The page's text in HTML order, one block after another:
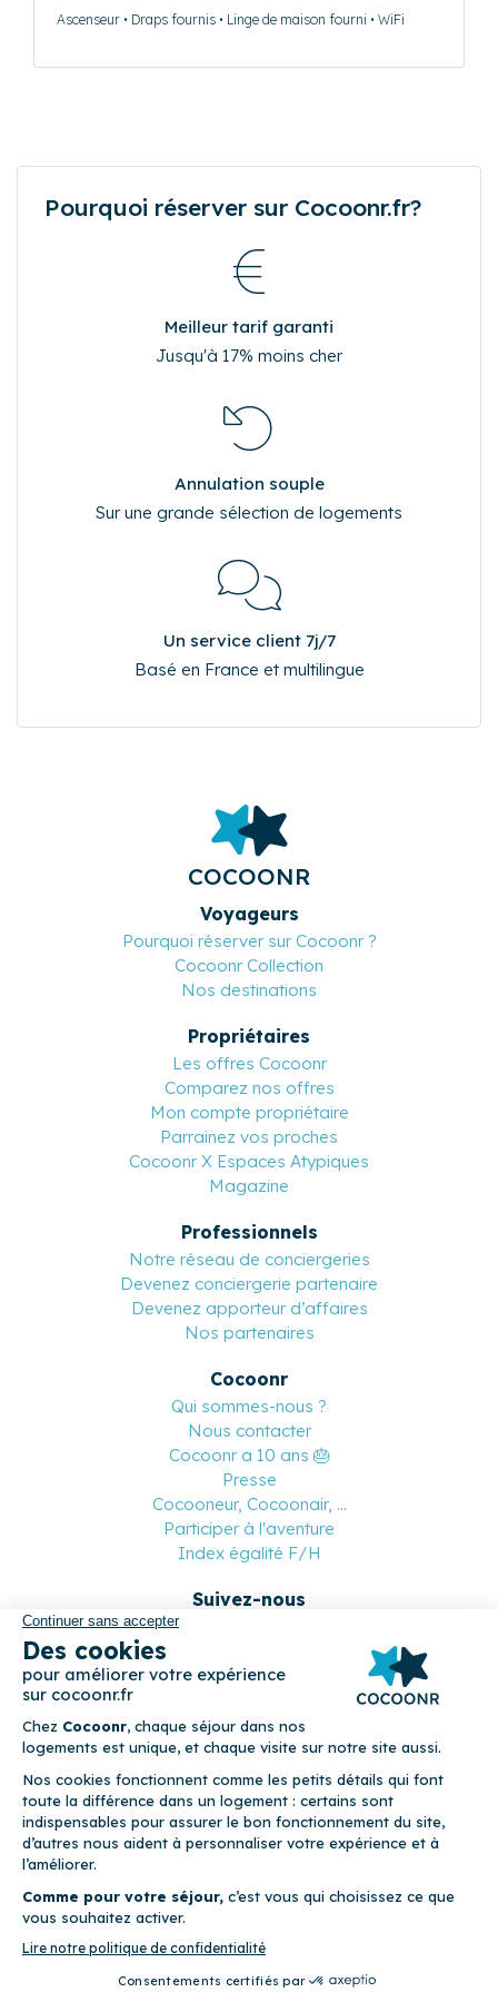
Ascenseur • Draps fournis • Linge de maison fourni • WiFi
Pourquoi réserver sur Cocoonr.fr?
Meilleur tarif garanti
Jusqu'à 17% moins cher
Annulation souple
Sur une grande sélection de logements
Un service client 7j/7
Basé en France et multilingue
COCOONR
Voyageurs
Pourquoi réserver sur Cocoonr ?
Cocoonr Collection
Nos destinations
Propriétaires
Les offres Cocoonr
Comparez nos offres
Mon compte propriétaire
Parrainez vos proches
Cocoonr X Espaces Atypiques
Magazine
Professionnels
Notre réseau de conciergeries
Devenez conciergerie partenaire
Devenez apporteur d’affaires
Nos partenaires
Cocoonr
Qui sommes-nous ?
Nous contacter
Cocoonr a 10 ans 🎂
Presse
Cocooneur, Cocoonair, ...
Participer à l'aventure
Index égalité F/H
Suivez-nous
location–CGU – Politique de confidentialité–Politique de
Cocoonr est conçu et développé à Rennes 🇫🇷